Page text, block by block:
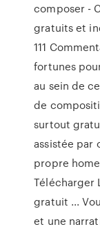
composer -
gratuits et
111
fortunes
au sein de
de
surtout
assistée par
propre
Télécharger
gratuit ...
et une